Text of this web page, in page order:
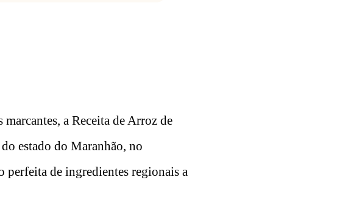
a Receita de Arroz de
estado do Maranhão, no
perfeita de ingredientes regionais a